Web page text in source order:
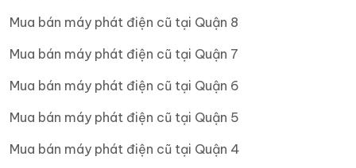
Mua bán máy phát điện cũ tại Quận 8
Mua bán máy phát điện cũ tại Quận 7
Mua bán máy phát điện cũ tại Quận 6
Mua bán máy phát điện cũ tại Quận 5
Mua bán máy phát điện cũ tại Quận 4